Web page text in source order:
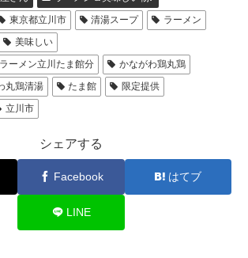
東京都立川市 清湯スープ
ラーメン
美味しい
ーメン立川たま館分
かながわ鶏丸鶏
丸鶏清湯 たま館
限定提供
立川市
シェアする
Facebook はてブ
LINE